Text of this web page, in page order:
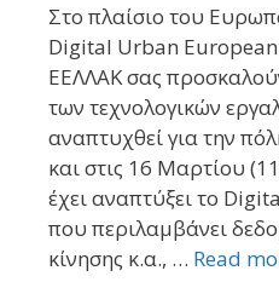
Στο πλαίσιο του
Digital Urban
ΕΕΛΛΑΚ σας
των τεχνολογικών
αναπτυχθεί για την
και στις 16 Μαρτίου
έχει αναπτύξει το
που περιλαμβάνει
κίνησης κ.α., … Read